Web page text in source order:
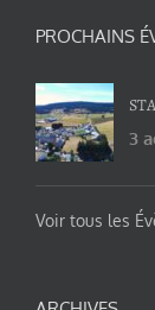
PROCHAINS
3
Voir tous les